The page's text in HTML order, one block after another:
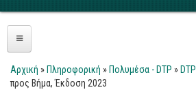
Πληροφορική
Είστε εδώ
Αρχική » Πληροφορική » Πολυμέσα - DTP » DTP
προς Βήμα, Έκδοση 2023